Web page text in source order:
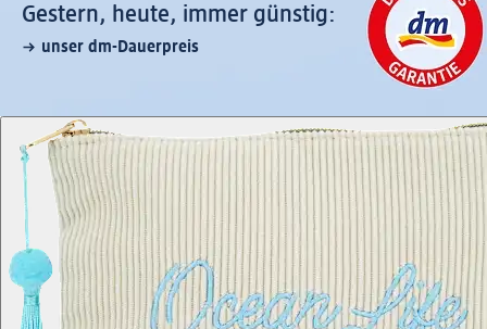
Gestern, heute, immer günstig:
unser dm-Dauerpreis